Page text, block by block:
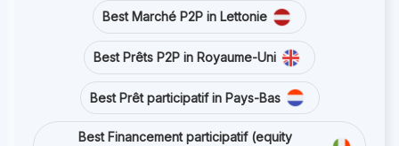
Best Marché P2P in Lettonie
Best Prêts P2P in Royaume-Uni
Best Prêt participatif in Pays-Bas
Best Financement participatif (equity